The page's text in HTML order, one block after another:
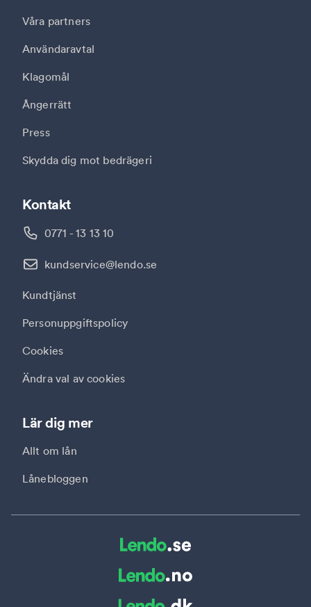
Lär dig mer
Allt om lån
Lånebloggen
Kontakt
0771 - 13 13 10
kundservice@lendo.se
Kundtjänst
Personuppgiftspolicy
Cookies
Ändra val av cookies
Våra partners
Användaravtal
Klagomål
Ångerrätt
Press
Skydda dig mot bedrägeri